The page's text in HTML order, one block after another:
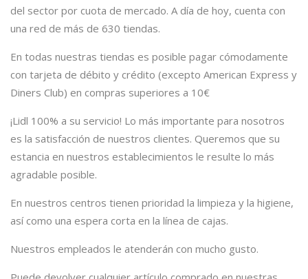
del sector por cuota de mercado. A día de hoy, cuenta con
una red de más de 630 tiendas.
En todas nuestras tiendas es posible pagar cómodamente
con tarjeta de débito y crédito (excepto American Express y
Diners Club) en compras superiores a 10€
¡Lidl 100% a su servicio! Lo más importante para nosotros
es la satisfacción de nuestros clientes. Queremos que su
estancia en nuestros establecimientos le resulte lo más
agradable posible.
En nuestros centros tienen prioridad la limpieza y la higiene,
así como una espera corta en la línea de cajas.
Nuestros empleados le atenderán con mucho gusto.